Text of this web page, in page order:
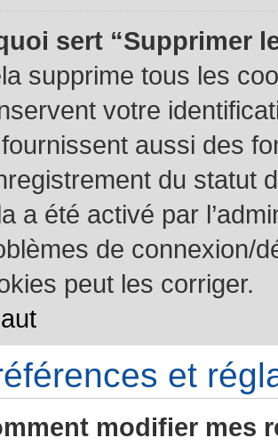
sert “Supprimer
supprime tous les
votre
aussi des
du statut
a été activé par
de connexion/
peut les corriger.
et
modifier mes